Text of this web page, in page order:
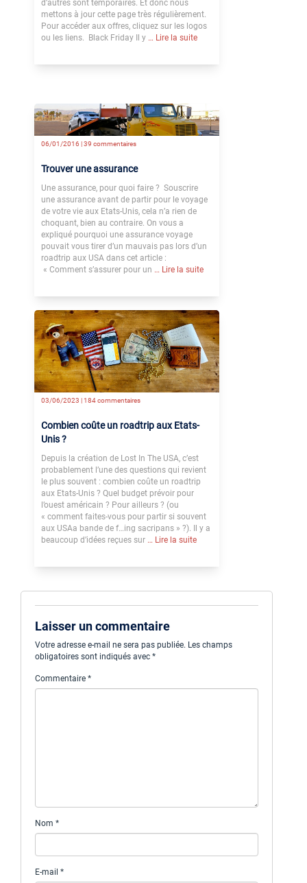
d’autres sont temporaires. Et donc nous
mettons à jour cette page très régulièrement.
Pour accéder aux offres, cliquez sur les logos
ou les liens. Black Friday Il y … Lire la suite
06/01/2016 |39 commentaires
Trouver une assurance
Une assurance, pour quoi faire ? Souscrire
une assurance avant de partir pour le voyage
de votre vie aux Etats-Unis, cela n’a rien de
choquant, bien au contraire. On vous a
expliqué pourquoi une assurance voyage
pouvait vous tirer d’un mauvais pas lors d’un
roadtrip aux USA dans cet article :
« Comment s’assurer pour un … Lire la suite
03/06/2023 | 184 commentaires
Combien coûte un roadtrip aux Etats-
Unis ?
Depuis la création de Lost In The USA, c’est
probablement l’une des questions qui revient
le plus souvent : combien coûte un roadtrip
aux Etats-Unis ? Quel budget prévoir pour
l’ouest américain ? Pour ailleurs ? (ou
« comment faites-vous pour partir si souvent
aux USAa bande de f…ing sacripans » ?). Il y a
beaucoup d’idées reçues sur … Lire la suite
Laisser un commentaire
Votre adresse e-mail ne sera pas publiée. Les champs
obligatoires sont indiqués avec *
Commentaire *
Nom *
E-mail *